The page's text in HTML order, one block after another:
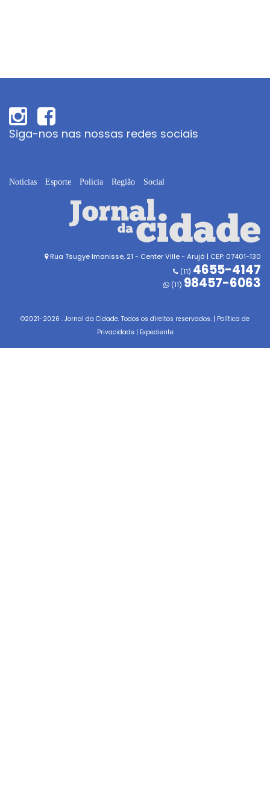
Siga-nos nas nossas redes sociais
Notícias Esporte Polícia Região Social
Rua Tsugye Imanisse, 21 - Center Ville - Arujá | CEP: 07401-130
(11) 4655-4147
(11) 98457-6063
©2021-2026 . Jornal da Cidade. Todos os direitos reservados. | Política de
Privacidade| Expediente